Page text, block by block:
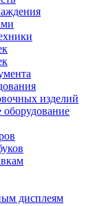
изделий
дисплеям